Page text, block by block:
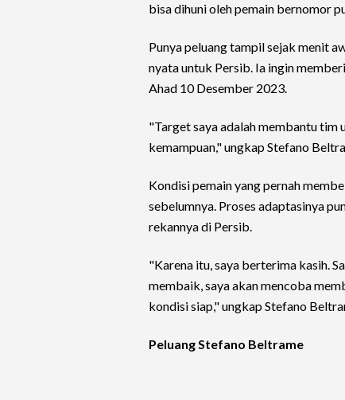
bisa dihuni oleh pemain bernomor
Punya peluang tampil sejak menit
nyata untuk Persib. Ia ingin
Ahad 10 Desember 2023.
"Target saya adalah membantu tim
kemampuan," ungkap Stefano
Kondisi pemain yang pernah
sebelumnya. Proses adaptasinya
rekannya di Persib.
"Karena itu, saya berterima kasih.
membaik, saya akan mencoba
kondisi siap," ungkap Stefano
Peluang Stefano Beltrame